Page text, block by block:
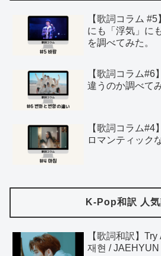
【歌詞コラム
にも「浮気」に
を調べてみた。
【歌詞コラム#6
違うのか調べて
【歌詞コラム
ロマンティック
K-Pop和訳 人
【歌詞和訳】
재현 / JAEHYUN